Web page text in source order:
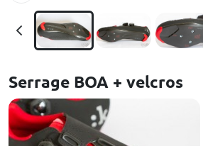
Serrage BOA + velcros